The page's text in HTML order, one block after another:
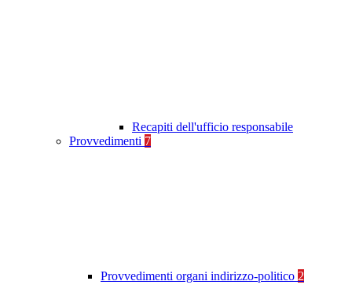
Recapiti dell'ufficio responsabile
Provvedimenti 7
Provvedimenti organi indirizzo-politico 2